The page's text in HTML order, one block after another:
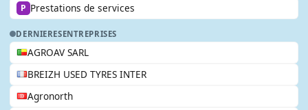
P Prestations de services
DERNIERESENTREPRISES
AGROAV SARL
BREIZH USED TYRES INTER
Agronorth